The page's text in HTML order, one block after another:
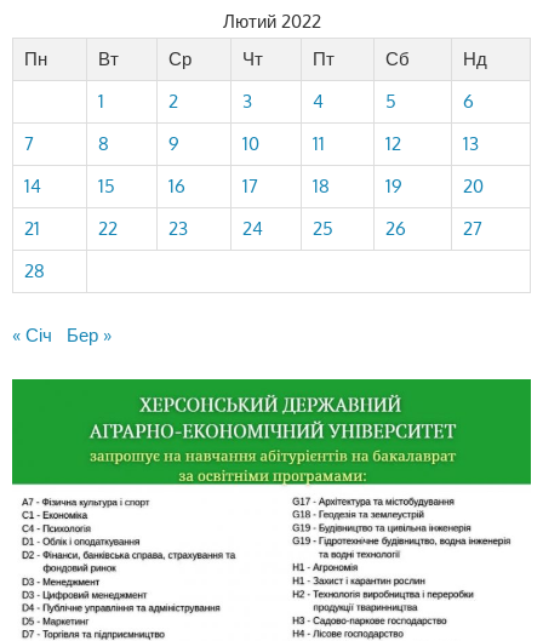
Лютий 2022
Пн
Вт Ср Чт Пт Сб
Нд
1
2 3 4 5
6
7
8 9 10 11 12
13
14
15 16 17 18 19
20
21
22 23 24 25 26
27
28
« Січ Бер »